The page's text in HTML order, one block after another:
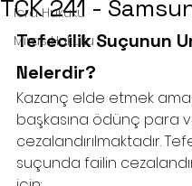
İcra Hukuku
Miras Hukuku
TCK 241 -
Tefecilik Suçunun
Nelerdir?
Kazanç elde etmek
başkasına ödünç para
cezalandırılmaktadır.
suçunda failin